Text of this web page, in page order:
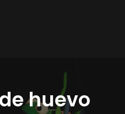
huevo